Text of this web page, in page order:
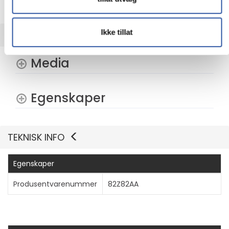
Ikke tillat
å fungere med de beste leverandørene av virtuelle møter.
UTVIDET INFORMASJON
Media
Egenskaper
TEKNISK INFO
Egenskaper
Produsentvarenummer
82Z82AA